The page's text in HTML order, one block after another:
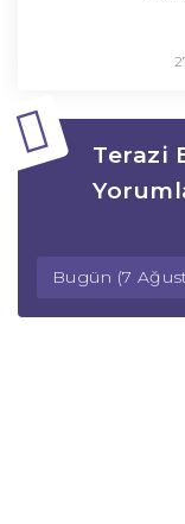
Terazi
Bugün (7